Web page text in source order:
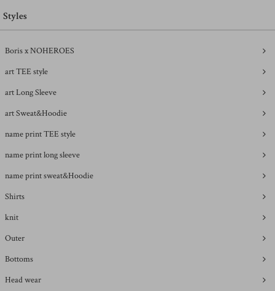
Styles
Boris x NOHEROES
art TEE style
art Long Sleeve
art Sweat&Hoodie
name print TEE style
name print long sleeve
name print sweat&Hoodie
Shirts
knit
Outer
Bottoms
Head wear